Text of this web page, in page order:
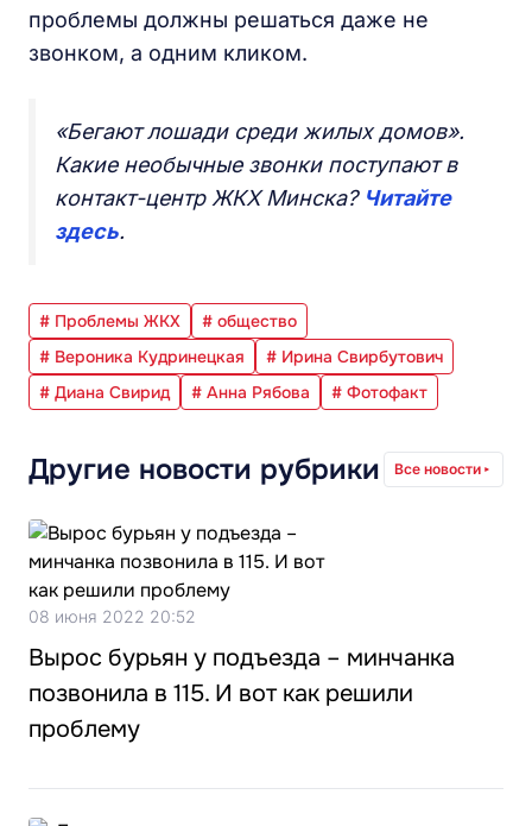
проблемы должны решаться даже не
звонком, а одним кликом.
«Бегают лошади среди жилых домов».
Какие необычные звонки поступают в
контакт-центр ЖКХ Минска? Читайте
здесь.
# Проблемы ЖКХ
# общество
# Вероника Кудринецкая
# Ирина Свирбутович
# Диана Свирид
# Анна Рябова # Фотофакт
Другие новости рубрики Все новости
08 июня 2022 20:52
Вырос бурьян у подъезда – минчанка
позвонила в 115. И вот как решили
проблему